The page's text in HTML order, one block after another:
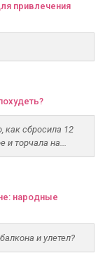
привлечения
как сбросила 12
и торчала на...
народные
и улетел?